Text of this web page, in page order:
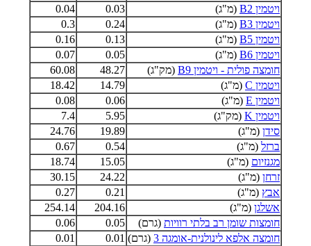
ויטמין B2
(מ"ג) 0.03
0.04
ויטמין B3
(מ"ג) 0.24
0.3
ויטמין B5
(מ"ג) 0.13
0.16
ויטמין B6
(מ"ג) 0.05
0.07
חומצה פולית - ויטמין B9
(מק"ג) 48.27
60.08
ויטמין C
(מ"ג) 14.79
18.42
ויטמין E
(מ"ג) 0.06
0.08
ויטמין K
(מק"ג) 5.95
7.4
סידן (מ"ג) 19.89
24.76
ברזל (מ"ג) 0.54
0.67
מגנזיום (מ"ג) 15.05
18.74
זרחן (מ"ג) 24.22
30.15
אבץ (מ"ג) 0.21
0.27
אשלגן (מ"ג) 204.16
254.14
חומצות שומן רב בלתי רוויות (גרם) 0.05
0.06
חומצה אלפא לינולנית-אומגה 3
(גרם) 0.01
0.01